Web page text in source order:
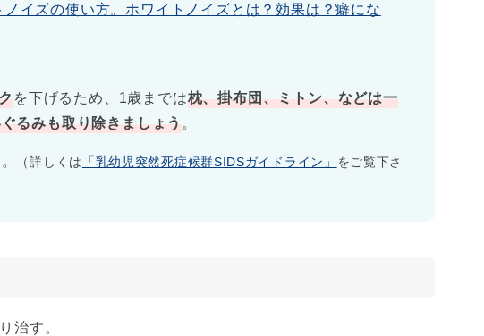
ノイズの使い方。ホワイトノイズとは？効果は？癖にな
を下げるため、1歳までは枕、掛布団、ミトン、などは一
るみも取り除きましょう 。
（詳しくは 「乳幼児突然死症候群SIDSガイドライン」 をご覧下さ
治す。